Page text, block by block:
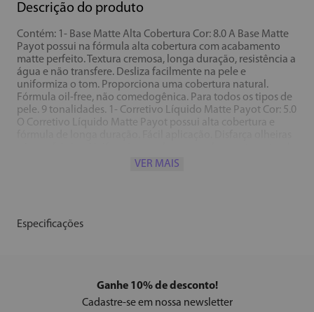
Descrição do produto
Contém: 1- Base Matte Alta Cobertura Cor: 8.0 A Base Matte
Payot possui na fórmula alta cobertura com acabamento
matte perfeito. Textura cremosa, longa duração, resistência a
água e não transfere. Desliza facilmente na pele e
uniformiza o tom. Proporciona uma cobertura natural.
Fórmula oil-free, não comedogênica. Para todos os tipos de
pele. 9 tonalidades. 1- Corretivo Líquido Matte Payot Cor: 5.0
O Corretivo Líquido Matte Payot possui alta cobertura e
deixando a pele aveludada. 7 tonalidades. 1- Pó Facial Matte
micropigmentos que se adaptamaos diversos tons de pele.
VER MAIS
Especificações
Ganhe 10% de desconto!
Cadastre-se em nossa newsletter